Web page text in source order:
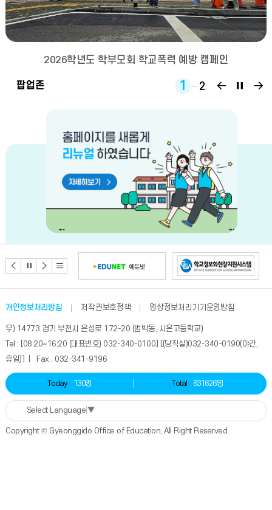
2026학년도 학부모회 학교폭력 예방 캠페인
팝업존 1 2
팝
팝
개인정보처리방침 저작권보호정책 영상정보처리기기운영방침
우) 14773 경기 부천시 은성로 172-20 (범박동, 시온고등학교)
Tel : [08:20~16:20 (대표번호) 032-340-0100] [(당직실)032-340-0190(야간,
휴일)] | Fax : 032-341-9196
Today 130명 Total 631626명
Select Language ▼
Copyright © Gyeonggido Office of Education, All Right Reserved.